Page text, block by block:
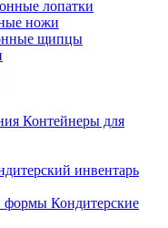
лопатки
ножи
щипцы
Контейнеры для
инвентарь
Кондитерские